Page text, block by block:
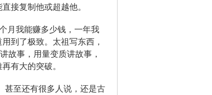
接复制他或超越他。
月我能赚多少钱，一年我
到了极致。太祖写东西，
故事，用量变质讲故事，
有大的突破。
至还有很多人说，还是古